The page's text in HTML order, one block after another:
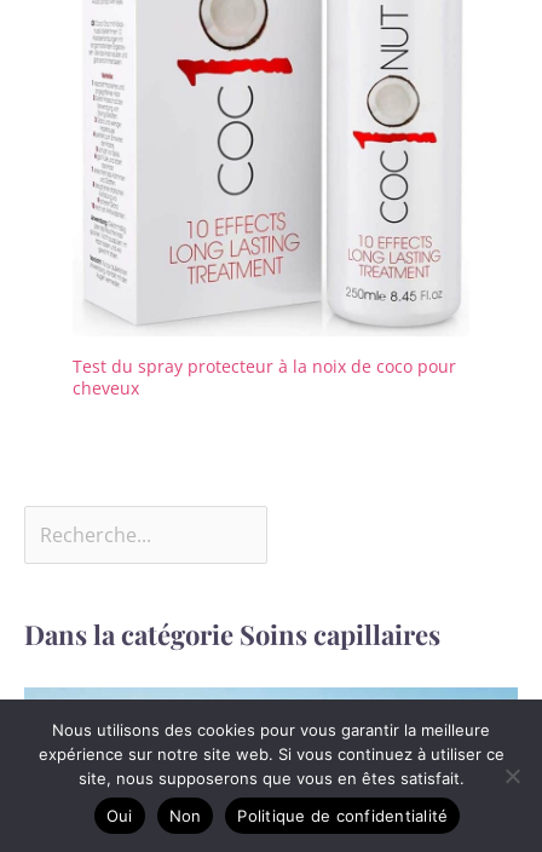
Test du spray protecteur à la noix de coco pour
cheveux
Dans la catégorie Soins capillaires
Nous utilisons des cookies pour vous garantir la meilleure
expérience sur notre site web. Si vous continuez à utiliser ce
site, nous supposerons que vous en êtes satisfait.
Oui
Non Politique de confidentialité